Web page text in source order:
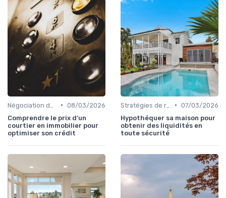
• 08/03/2026
Comprendre le prix d’un
courtier en immobilier pour
optimiser son crédit
• 07/03/2026
Hypothéquer sa maison pour
obtenir des liquidités en
toute sécurité